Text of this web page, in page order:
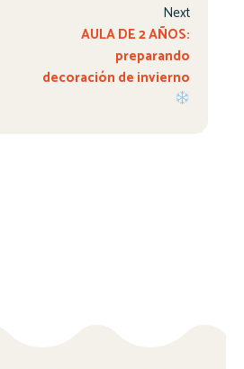
Next
AULA DE 2 AÑOS:
preparando
decoración de invierno